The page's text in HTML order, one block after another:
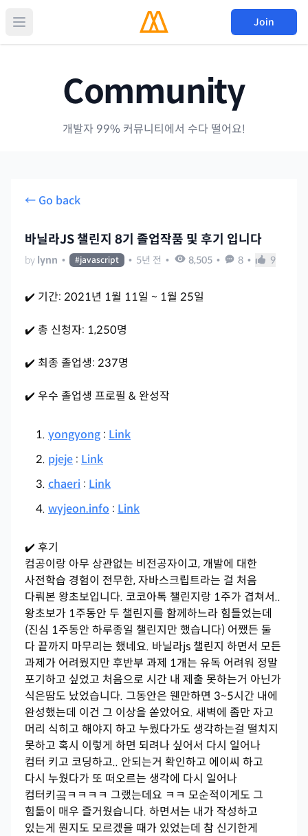
Join
Community
개발자 99% 커뮤니티에서 수다 떨어요!
← Go back
바닐라JS 챌린지 8기 졸업작품 및 후기 입니다
by lynn • #javascript • 5년 전 • 8,505 • 8 • 9
✔️ 기간: 2021년 1월 11일 ~ 1월 25일
✔️ 총 신청자: 1,250명
✔️ 최종 졸업생: 237명
✔️ 우수 졸업생 프로필 & 완성작
yongyong : Link
pjeje : Link
chaeri : Link
wyjeon.info : Link
✔️ 후기
컴공이랑 아무 상관없는 비전공자이고, 개발에 대한
사전학습 경험이 전무한, 자바스크립트라는 걸 처음
다뤄본 왕초보입니다. 코코아톡 챌린지랑 1주가 겹쳐서..
왕초보가 1주동안 두 챌린지를 함께하느라 힘들었는데
(진심 1주동안 하루종일 챌린지만 했습니다) 어쨌든 둘
다 끝까지 마무리는 했네요. 바닐라js 챌린지 하면서 모든
과제가 어려웠지만 후반부 과제 1개는 유독 어려워 정말
포기하고 싶었고 처음으로 시간 내 제출 못하는거 아닌가
식은땀도 났었습니다. 그동안은 웬만하면 3~5시간 내에
완성했는데 이건 그 이상을 쏟았어요. 새벽에 좀만 자고
머리 식히고 해야지 하고 누웠다가도 생각하는걸 떨치지
못하고 혹시 이렇게 하면 되려나 싶어서 다시 일어나
컴터 키고 코딩하고.. 안되는거 확인하고 에이씨 하고
다시 누웠다가 또 떠오르는 생각에 다시 일어나
컴터키곸ㅋㅋㅋㅋ 그랬는데요 ㅋㅋ 모순적이게도 그
힘듦이 매우 즐거웠습니다. 하면서는 내가 작성하고
있는게 뭔지도 모르겠을 때가 있었는데 참 신기한게